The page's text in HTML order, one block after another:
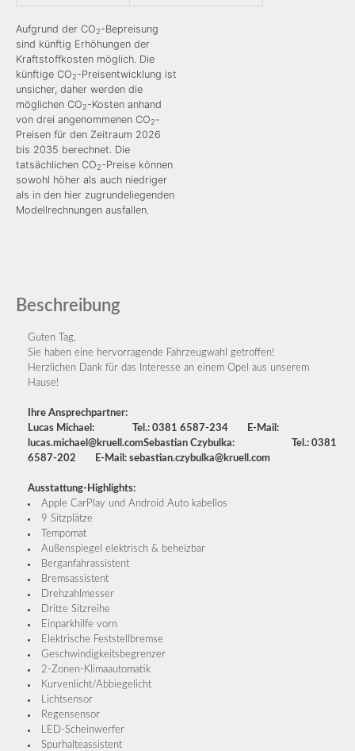
Aufgrund der CO2-Bepreisung
sind künftig Erhöhungen der
Kraftstoffkosten möglich. Die
künftige CO2-Preisentwicklung ist
unsicher, daher werden die
möglichen CO2-Kosten anhand
von drei angenommenen CO2-
Preisen für den Zeitraum 2026
bis 2035 berechnet. Die
tatsächlichen CO2-Preise können
sowohl höher als auch niedriger
als in den hier zugrundeliegenden
Modellrechnungen ausfallen.
Beschreibung
Guten Tag,
Sie haben eine hervorragende Fahrzeugwahl getroffen!
Herzlichen Dank für das Interesse an einem Opel aus unserem
Hause!
Ihre Ansprechpartner:
Lucas Michael: Tel.: 0381 6587-234 E-Mail:
lucas.michael@kruell.comSebastian Czybulka: Tel.: 0381
6587-202 E-Mail: sebastian.czybulka@kruell.com
Ausstattung-Highlights:
Apple CarPlay und Android Auto kabellos
9 Sitzplätze
Tempomat
Außenspiegel elektrisch & beheizbar
Berganfahrassistent
Bremsassistent
Drehzahlmesser
Dritte Sitzreihe
Einparkhilfe vorn
Elektrische Feststellbremse
Geschwindigkeitsbegrenzer
2-Zonen-Klimaautomatik
Kurvenlicht/Abbiegelicht
Lichtsensor
Regensensor
LED-Scheinwerfer
Spurhalteassistent